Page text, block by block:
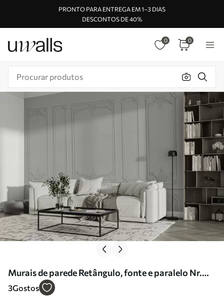
PRONTO PARA ENTREGA EM 1–3 DIAS
DESCONTOS DE 40%
0 0
Murais de parede Retângulo, fonte e paralelo Nr.
u72611
3Gostos